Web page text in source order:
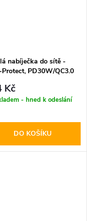
nabíječka do sítě -
Protect, PD30W/QC3.0
Kč
- hned k odeslání
DO KOŠÍKU